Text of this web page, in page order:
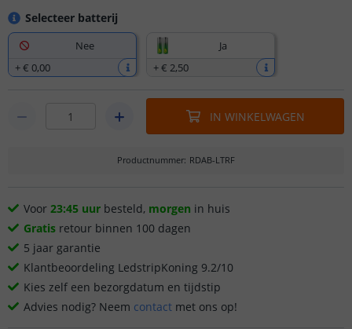
Selecteer batterij
Nee
+€ 0,00
Ja
+€ 2,50
IN WINKELWAGEN
Productnummer: RDAB-LTRF
Voor 23:45 uur besteld, morgen in huis
Gratis retour binnen 100 dagen
5 jaar garantie
Klantbeoordeling LedstripKoning 9.2/10
Kies zelf een bezorgdatum en tijdstip
Advies nodig? Neem contact met ons op!